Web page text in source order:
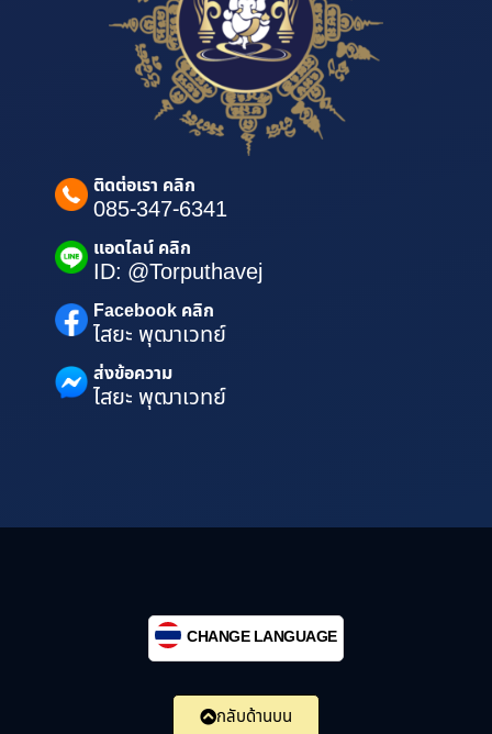
ติดต่อเรา คลิก
085-347-6341
แอดไลน์ คลิก
ID: @Torputhavej
Facebook คลิก
ไสยะ พุฒาเวทย์
ส่งข้อความ
ไสยะ พุฒาเวทย์
CHANGE LANGUAGE
กลับด้านบน